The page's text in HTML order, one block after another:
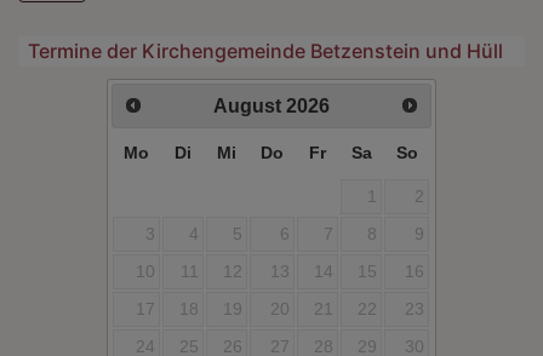
Termine der Kirchengemeinde Betzenstein und Hüll
August 2026
Mo Di Mi Do Fr Sa So
1
2
3
4 5 6 7 8
9
10
11 12 13 14 15
16
17
18 19 20 21 22
23
24
25 26 27 28 29
30